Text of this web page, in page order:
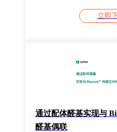
立即
通过配体醛基实现与
醛基偶联